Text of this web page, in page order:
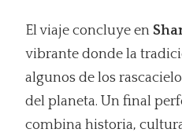
El viaje concluye en
vibrante donde la
algunos de los
del planeta. Un final
combina historia,